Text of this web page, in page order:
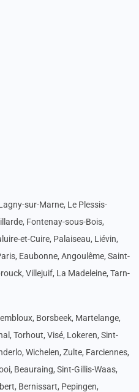
sur-Marne, Le Plessis-
Fontenay-sous-Bois,
et-Cuire, Palaiseau, Liévin,
Eaubonne, Angoulême, Saint-
Villejuif, La Madeleine, Tarn-
Borsbeek, Martelange,
Torhout, Visé, Lokeren, Sint-
Wichelen, Zulte, Farciennes,
Beauraing, Sint-Gillis-Waas,
Bernissart, Pepingen,